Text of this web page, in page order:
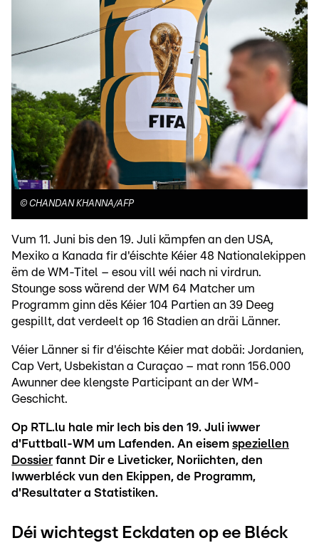
© CHANDAN KHANNA/AFP
Vum 11. Juni bis den 19. Juli kämpfen an den USA,
Mexiko a Kanada fir d'éischte Kéier 48 Nationalekippen
ëm de WM-Titel – esou vill wéi nach ni virdrun.
Stounge soss wärend der WM 64 Matcher um
Programm ginn dës Kéier 104 Partien an 39 Deeg
gespillt, dat verdeelt op 16 Stadien an dräi Länner.
Véier Länner si fir d'éischte Kéier mat dobäi: Jordanien,
Cap Vert, Usbekistan a Curaçao – mat ronn 156.000
Awunner dee klengste Participant an der WM-
Geschicht.
Op RTL.lu hale mir Iech bis den 19. Juli iwwer
d'Futtball-WM um Lafenden. An eisem speziellen
Dossier fannt Dir e Liveticker, Noriichten, den
Iwwerbléck vun den Ekippen, de Programm,
d'Resultater a Statistiken.
Déi wichtegst Eckdaten op ee Bléck